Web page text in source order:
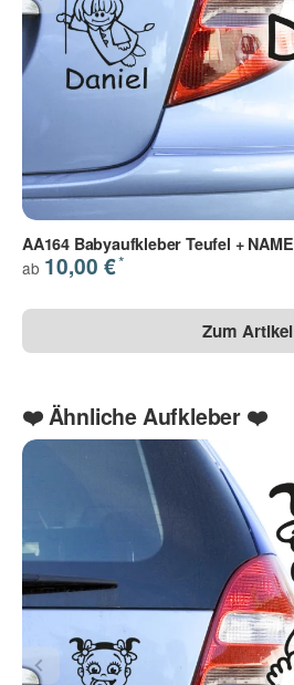
Die Datenschutzbestimmungen
genommen.(Lesen
Bitte beachten Sie unsere
Frage
AA164 Babyaufkleber Teufel +
ab 10,00 €*
Zum Artikel
❤️ Ähnliche Aufkleber ❤️